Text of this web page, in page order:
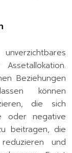
Beziehungen
können
die sich
oder negative
beitragen, die
und